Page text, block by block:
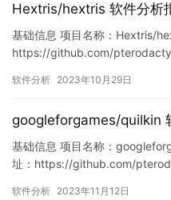
Hextris/hextris 软件分析
基础信息 项目名称：Hextris/
https://github.com/
41760/
软件分析 2023年10月29日
googleforgames/quilkin
基础信息 项目名称：
址：https://github.com/
软件分析 2023年11月12日